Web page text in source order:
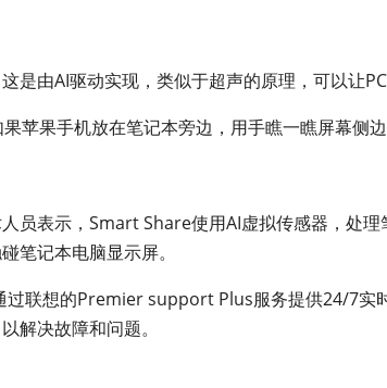
是由AI驱动实现，类似于超声的原理，可以让
苹果手机放在笔记本旁边，用手瞧一瞧屏幕侧边
员表示，Smart Share使用AI虚拟传感器，处
笔记本电脑显示屏。
过联想的Premier support Plus服务提供24/7实
解决故障和问题。